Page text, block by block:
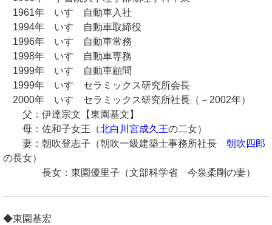
1961年 いすゞ自動車入社
1994年 いすゞ自動車取締役
1996年 いすゞ自動車常務
1998年 いすゞ自動車専務
1999年 いすゞ自動車顧問
1999年 いすゞセラミックス研究所会長
2000年 いすゞセラミックス研究所社長（－2002年）
父：伊達宗文【東園基文】
母：佐和子女王（北白川宮成久王の二女）
妻：朝吹登志子（朝吹一級建築士事務所社長 朝吹四郎
の長女）
長女：東園優里子（文部科学省 今泉柔剛の妻）
◆東園基宏